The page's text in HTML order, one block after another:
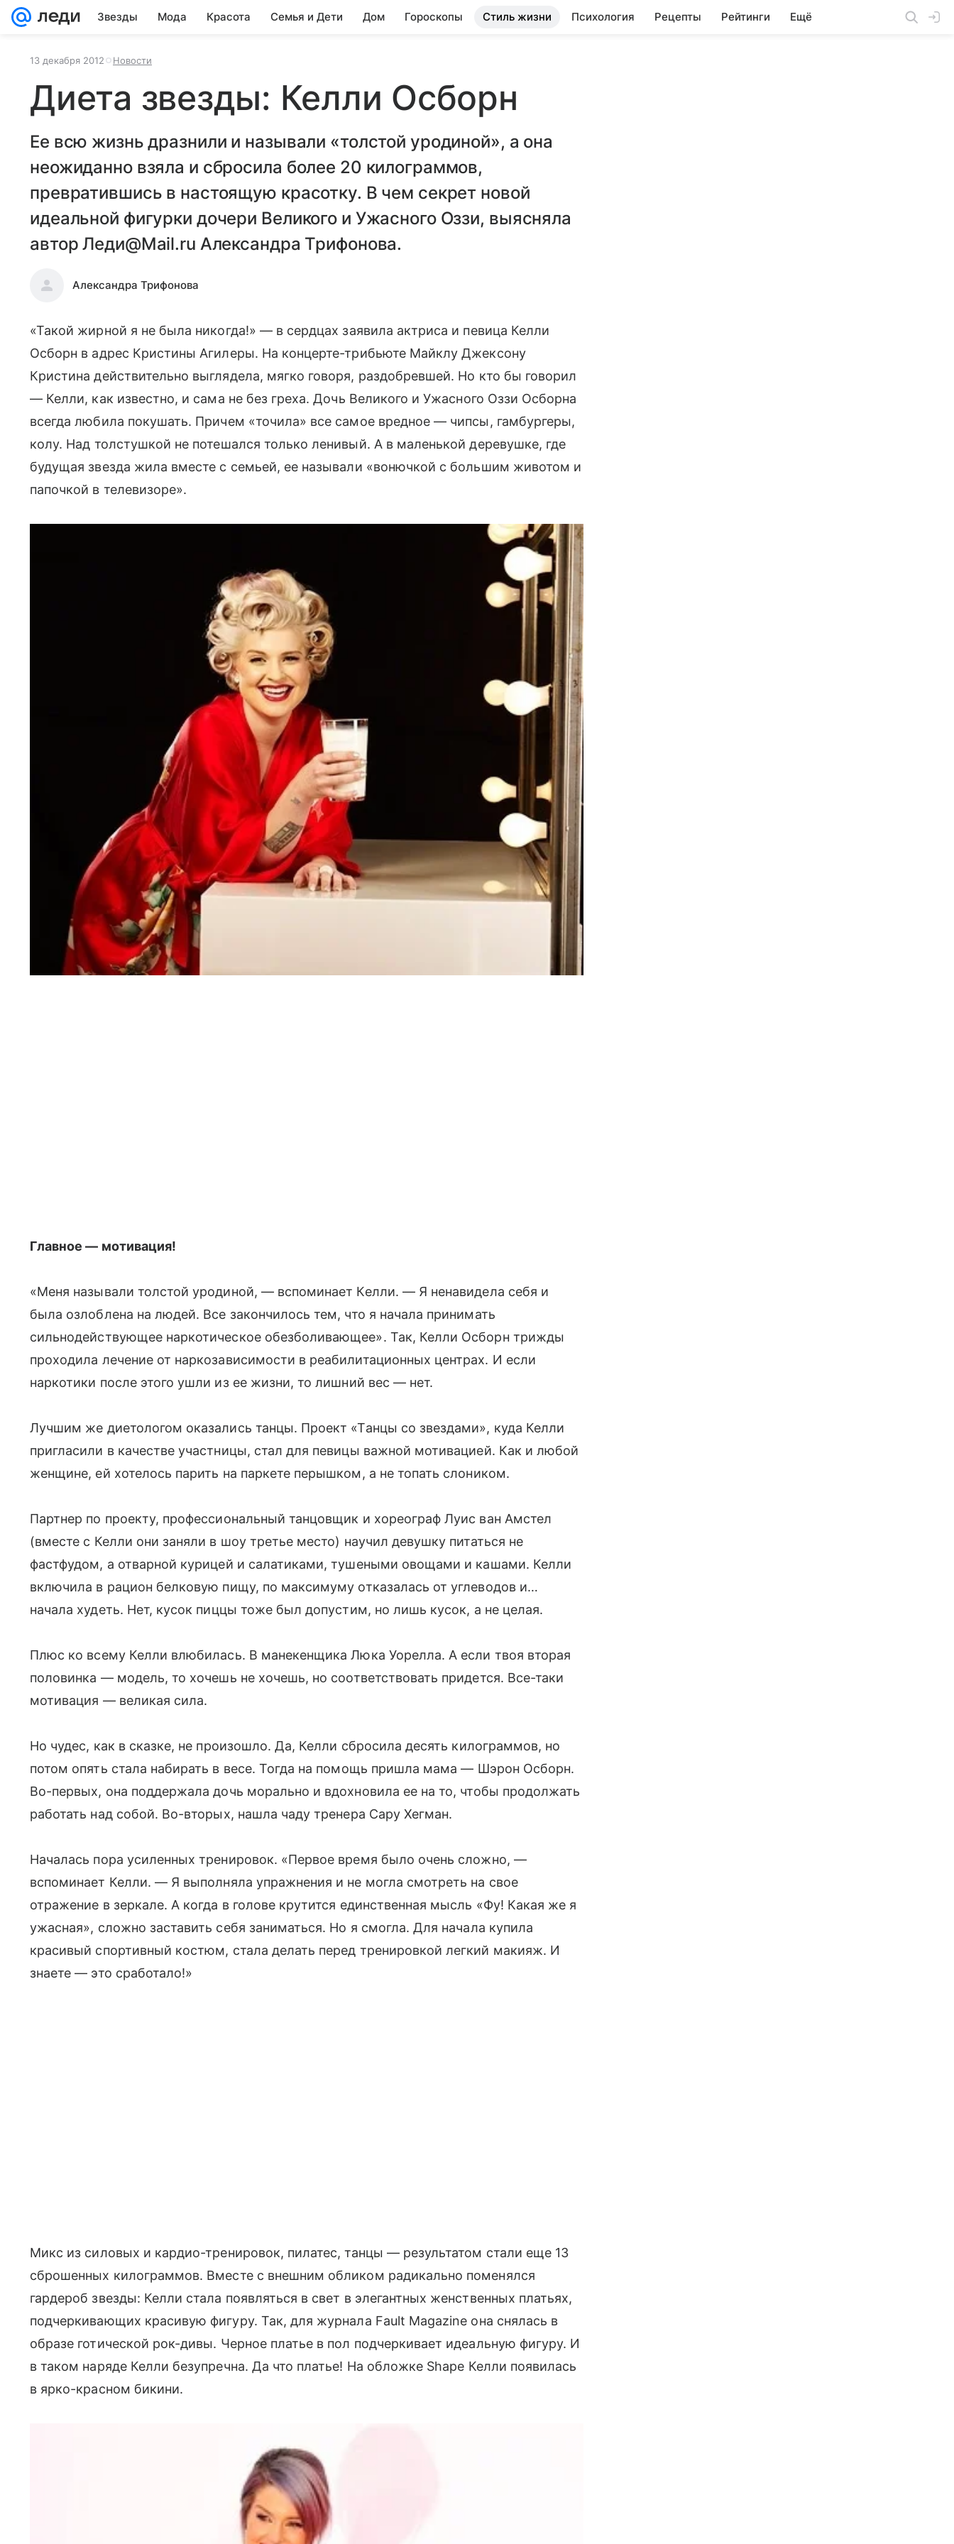
Звезды Мода Красота Семья и Дети Дом Гороскопы Стиль жизни Психология Рецепты Рейтинги Ещё
13 декабря 2012 Новости
Диета звезды: Келли Осборн
Ее всю жизнь дразнили и называли «толстой уродиной», а она
неожиданно взяла и сбросила более 20 килограммов,
превратившись в настоящую красотку. В чем секрет новой
идеальной фигурки дочери Великого и Ужасного Оззи, выясняла
автор Леди@Mail.ru Александра Трифонова.
Александра Трифонова
«Такой жирной я не была никогда!» — в сердцах заявила актриса и певица Келли
Осборн в адрес Кристины Агилеры. На концерте-трибьюте Майклу Джексону
Кристина действительно выглядела, мягко говоря, раздобревшей. Но кто бы говорил
— Келли, как известно, и сама не без греха. Дочь Великого и Ужасного Оззи Осборна
всегда любила покушать. Причем «точила» все самое вредное — чипсы, гамбургеры,
колу. Над толстушкой не потешался только ленивый. А в маленькой деревушке, где
будущая звезда жила вместе с семьей, ее называли «вонючкой с большим животом и
папочкой в телевизоре».
Главное — мотивация!
«Меня называли толстой уродиной, — вспоминает Келли. — Я ненавидела себя и
была озлоблена на людей. Все закончилось тем, что я начала принимать
сильнодействующее наркотическое обезболивающее». Так, Келли Осборн трижды
проходила лечение от наркозависимости в реабилитационных центрах. И если
наркотики после этого ушли из ее жизни, то лишний вес — нет.
Лучшим же диетологом оказались танцы. Проект «Танцы со звездами», куда Келли
пригласили в качестве участницы, стал для певицы важной мотивацией. Как и любой
женщине, ей хотелось парить на паркете перышком, а не топать слоником.
Партнер по проекту, профессиональный танцовщик и хореограф Луис ван Амстел
(вместе с Келли они заняли в шоу третье место) научил девушку питаться не
фастфудом, а отварной курицей и салатиками, тушеными овощами и кашами. Келли
включила в рацион белковую пищу, по максимуму отказалась от углеводов и…
начала худеть. Нет, кусок пиццы тоже был допустим, но лишь кусок, а не целая.
Плюс ко всему Келли влюбилась. В манекенщика Люка Уорелла. А если твоя вторая
половинка — модель, то хочешь не хочешь, но соответствовать придется. Все-таки
мотивация — великая сила.
Но чудес, как в сказке, не произошло. Да, Келли сбросила десять килограммов, но
потом опять стала набирать в весе. Тогда на помощь пришла мама — Шэрон Осборн.
Во-первых, она поддержала дочь морально и вдохновила ее на то, чтобы продолжать
работать над собой. Во-вторых, нашла чаду тренера Сару Хегман.
Началась пора усиленных тренировок. «Первое время было очень сложно, —
вспоминает Келли. — Я выполняла упражнения и не могла смотреть на свое
отражение в зеркале. А когда в голове крутится единственная мысль «Фу! Какая же я
ужасная», сложно заставить себя заниматься. Но я смогла. Для начала купила
красивый спортивный костюм, стала делать перед тренировкой легкий макияж. И
знаете — это сработало!»
Микс из силовых и кардио-тренировок, пилатес, танцы — результатом стали еще 13
сброшенных килограммов. Вместе с внешним обликом радикально поменялся
гардероб звезды: Келли стала появляться в свет в элегантных женственных платьях,
подчеркивающих красивую фигуру. Так, для журнала Fault Magazine она снялась в
образе готической рок-дивы. Черное платье в пол подчеркивает идеальную фигуру. И
в таком наряде Келли безупречна. Да что платье! На обложке Shape Келли появилась
в ярко-красном бикини.